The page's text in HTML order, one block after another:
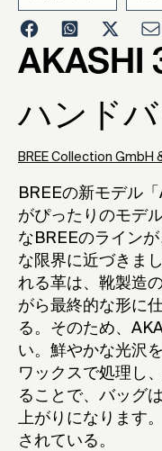
AKASHI
ハンド
BREE Collection GmbH
BREEの新モデル
がぴったりのモデ
なBREEのライン
な限界に近づきま
れる革は、靴製造
がら最終的な形に
る。そのため、
い。鮮やかな光沢
ワックスで処理し
ることで、バッグ
上がりになります
されている。